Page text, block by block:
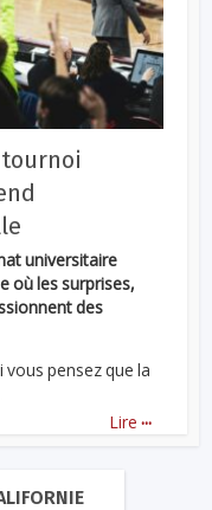
tournoi
universitaire
où les surprises,
des
vous pensez que la
Lire ...